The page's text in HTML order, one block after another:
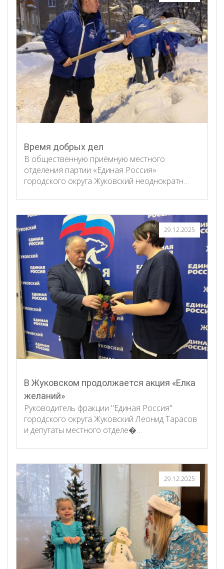
Время добрых дел
В общественную приёмную местного
отделения партии «Единая Россия»
городского округа Жуковский неоднократн…
29.12.2025
В Жуковском продолжается акция «Елка
желаний»
Руководитель фракции "Единая Россия"
городского округа Жуковский Леонид Тарасов
и депутаты местного отделе�…
29.12.2025